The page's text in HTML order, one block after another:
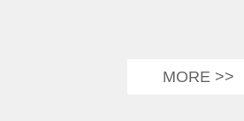
MORE >>